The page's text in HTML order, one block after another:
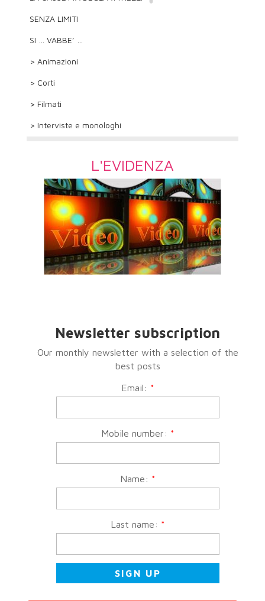
SENZA LIMITI
SI … VABBE’ …
> Animazioni
> Corti
> Filmati
> Interviste e monologhi
L'EVIDENZA
Newsletter subscription
Our monthly newsletter with a selection of the
best posts
Email: *
Mobile number: *
Name: *
Last name: *